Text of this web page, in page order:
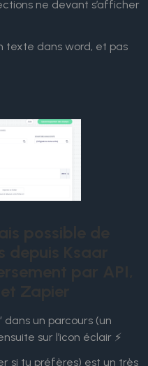
ne devant s’afficher
texte dans word, et pas
dans un parcours (un
sur l’icon éclair ⚡
si tu préfères) est un très